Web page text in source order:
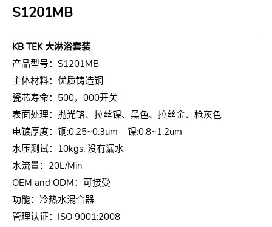
S1201MB
KB TEK 大淋浴套装
产品型号：S1201MB
主体材料：优质铸造铜
瓷芯寿命：500，000开关
表面处理：抛光铬、拉丝镍、黑色、拉丝金、枪灰色
电镀厚度：铜:0.25~0.3um 镍:0.8~1.2um
水压测试：10kgs, 没有漏水
水流量：20L/Min
OEM and ODM：可接受
功能：冷热水混合器
管理认证：ISO 9001:2008